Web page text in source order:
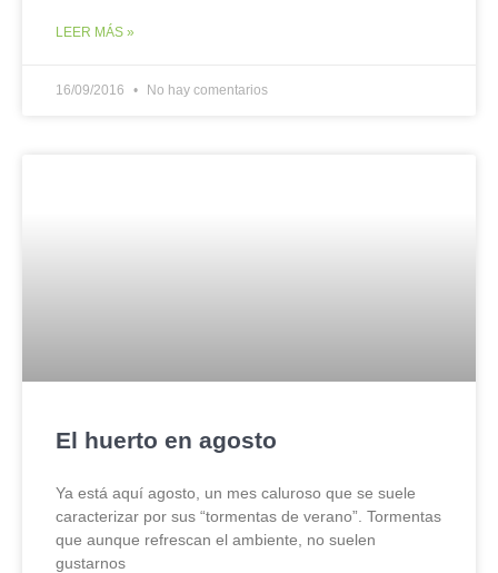
LEER MÁS »
16/09/2016 No hay comentarios
El huerto en agosto
Ya está aquí agosto, un mes caluroso que se suele
caracterizar por sus “tormentas de verano”. Tormentas
que aunque refrescan el ambiente, no suelen
gustarnos